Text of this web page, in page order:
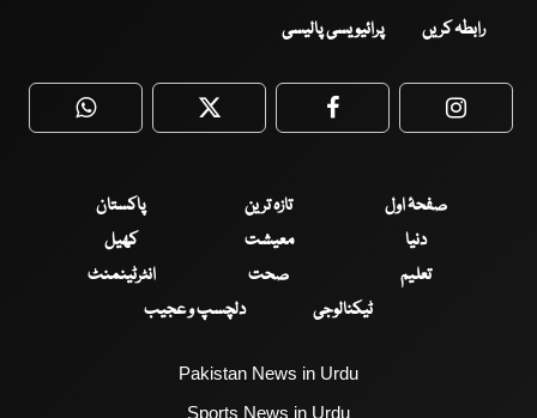
رابطہ کریں پرائیویسی پالیسی
WhatsApp Twitter Facebook
صفحۂ اول تازہ ترین
پاکستان
دنیا
معیشت
کھیل
تعلیم
صحت
انٹرٹینمنٹ
ٹیکنالوجی
دلچسپ و عجیب
Pakistan News in Urdu
Sports News in Urdu